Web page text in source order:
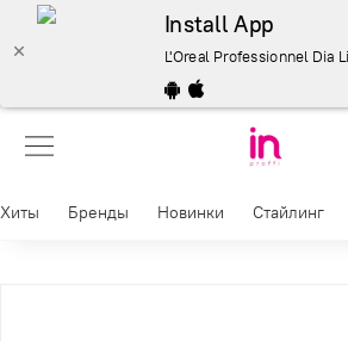
Install App
L'Oreal Professionnel Dia
Хиты Бренды Новинки Стайлинг